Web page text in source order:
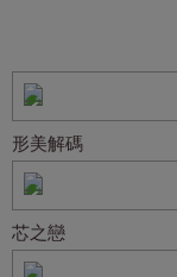
形美解碼
芯之戀